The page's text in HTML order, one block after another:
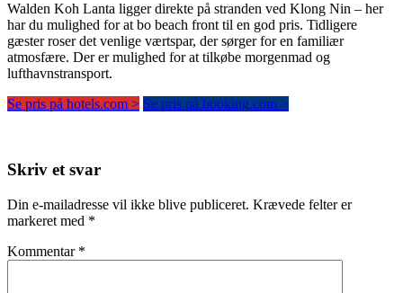
Walden Koh Lanta ligger direkte på stranden ved Klong Nin – her
har du mulighed for at bo beach front til en god pris. Tidligere
gæster roser det venlige værtspar, der sørger for en familiær
atmosfære. Der er mulighed for at tilkøbe morgenmad og
lufthavnstransport.
Se pris på hotels.com > Se pris på booking.com >
Skriv et svar
Din e-mailadresse vil ikke blive publiceret. Krævede felter er
markeret med *
Kommentar *